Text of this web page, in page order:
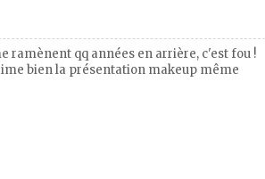
ramènent qq années en arrière, c'est fou !
bien la présentation makeup même